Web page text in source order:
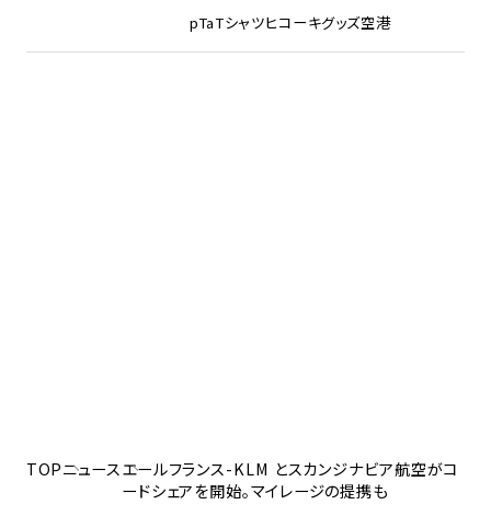
pTaTシャツヒコーキグッズ空港
TOPニュースエールフランス-KLM とスカンジナビア航空がコ
ードシェアを開始。マイレージの提携も